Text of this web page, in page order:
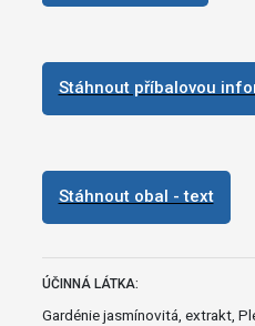
Stáhnout příbalovou
Stáhnout obal - text
ÚČINNÁ LÁTKA:
Gardénie jasmínovitá, extrakt,